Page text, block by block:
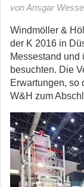
von Ansgar
Windmöller &
der K 2016 in
Messestand und
besuchten. Die
Erwartungen, so
W&H zum